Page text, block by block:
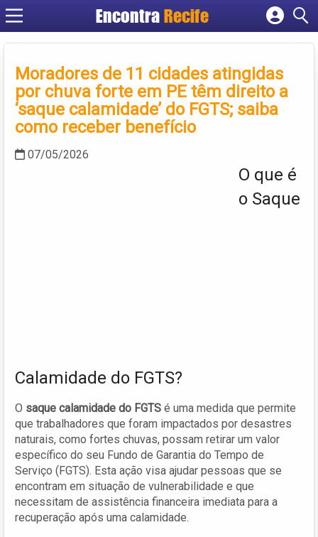
Encontra Recife
Cadastrar empresa
Criar conta
Moradores de 11 cidades atingidas
por chuva forte em PE têm direito a
‘saque calamidade’ do FGTS; saiba
como receber benefício
07/05/2026
O que é
o Saque
Calamidade do FGTS?
O saque calamidade do FGTS é uma medida que permite
que trabalhadores que foram impactados por desastres
naturais, como fortes chuvas, possam retirar um valor
específico do seu Fundo de Garantia do Tempo de
Serviço (FGTS). Esta ação visa ajudar pessoas que se
encontram em situação de vulnerabilidade e que
necessitam de assistência financeira imediata para a
recuperação após uma calamidade.